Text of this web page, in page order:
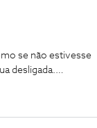
se não estivesse
desligada.